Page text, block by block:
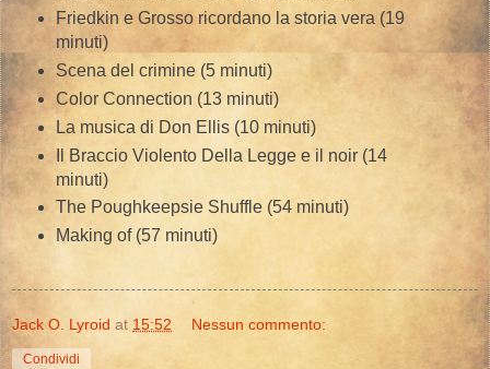
Friedkin e Grosso ricordano la storia vera (19
minuti)
Scena del crimine (5 minuti)
Color Connection (13 minuti)
La musica di Don Ellis (10 minuti)
Il Braccio Violento Della Legge e il noir (14
minuti)
The Poughkeepsie Shuffle (54 minuti)
Making of (57 minuti)
Jack O. Lyroid at 15:52 Nessun commento:
Condividi